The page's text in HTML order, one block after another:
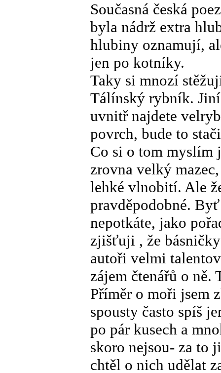
Současná česká
byla nádrž extra
hlubiny oznamují,
jen po kotníky.
Taky si mnozí
Tálínský rybník.
uvnitř najdete
povrch, bude to
Co si o tom myslím
zrovna velký
lehké vlnobití. Ale
pravděpodobné.
nepotkáte, jako
zjišťuji , že
autoři velmi
zájem čtenářů o ně.
Příměr o moři jsem
spousty často spíš
po pár kusech a
skoro nejsou- za to
chtěl o nich udělat